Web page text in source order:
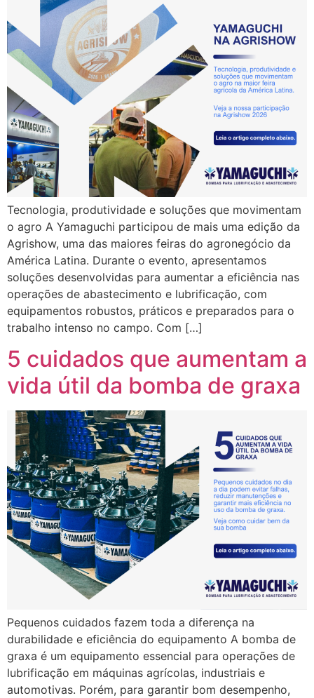
Tecnologia, produtividade e soluções que movimentam
o agro A Yamaguchi participou de mais uma edição da
Agrishow, uma das maiores feiras do agronegócio da
América Latina. Durante o evento, apresentamos
soluções desenvolvidas para aumentar a eficiência nas
operações de abastecimento e lubrificação, com
equipamentos robustos, práticos e preparados para o
trabalho intenso no campo. Com […]
5 cuidados que aumentam a
vida útil da bomba de graxa
Pequenos cuidados fazem toda a diferença na
durabilidade e eficiência do equipamento A bomba de
graxa é um equipamento essencial para operações de
lubrificação em máquinas agrícolas, industriais e
automotivas. Porém, para garantir bom desempenho,